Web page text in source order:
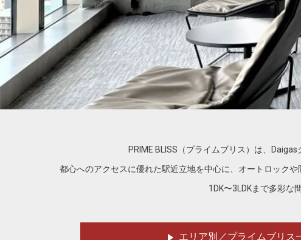
PRIME BLISS（プライムブリス）は、
都心へのアクセスに優れた駅近立地を中心に、オートロック
1DK〜3LDKまで多彩な
エリア別／プライムブリス